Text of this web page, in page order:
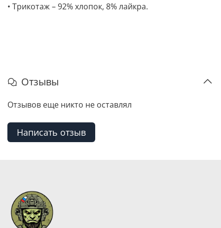
• Трикотаж – 92% хлопок, 8% лайкра.
Отзывы
Отзывов еще никто не оставлял
Написать отзыв